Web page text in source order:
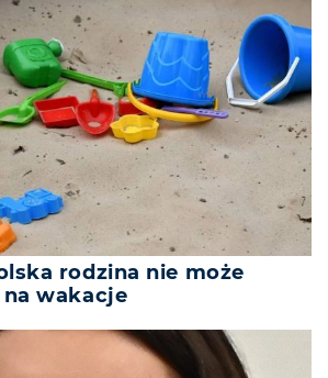
rodzina nie może
na wakacje